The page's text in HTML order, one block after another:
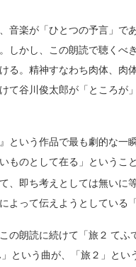
音楽が「ひとつの予言」で
しかし、この朗読で聴くべ
る。精神すなわち肉体、
て谷川俊太郎が「ところ
という作品で最も劇的な一
ものとして在る」という
、即ち考えとしては無いに
よって伝えようとしている
の朗読に続けて「旅２ て
という曲が、「旅２」と